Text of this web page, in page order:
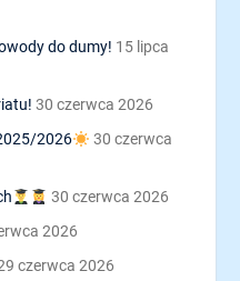
do dumy! 15 lipca
30 czerwca 2026
2026
30 czerwca
30 czerwca 2026
2026
czerwca 2026